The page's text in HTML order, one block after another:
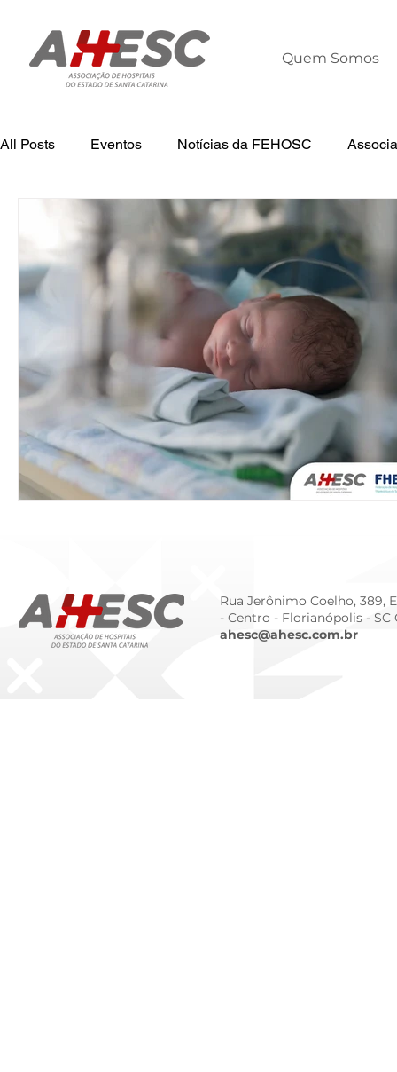
Quem Somos
All Posts Eventos Notícias da FEHOSC
Notícias Notícias da AHESC
Rua Jerônimo Coelho, 389,
- Centro - Florianópolis - SC
ahesc@ahesc.com.br